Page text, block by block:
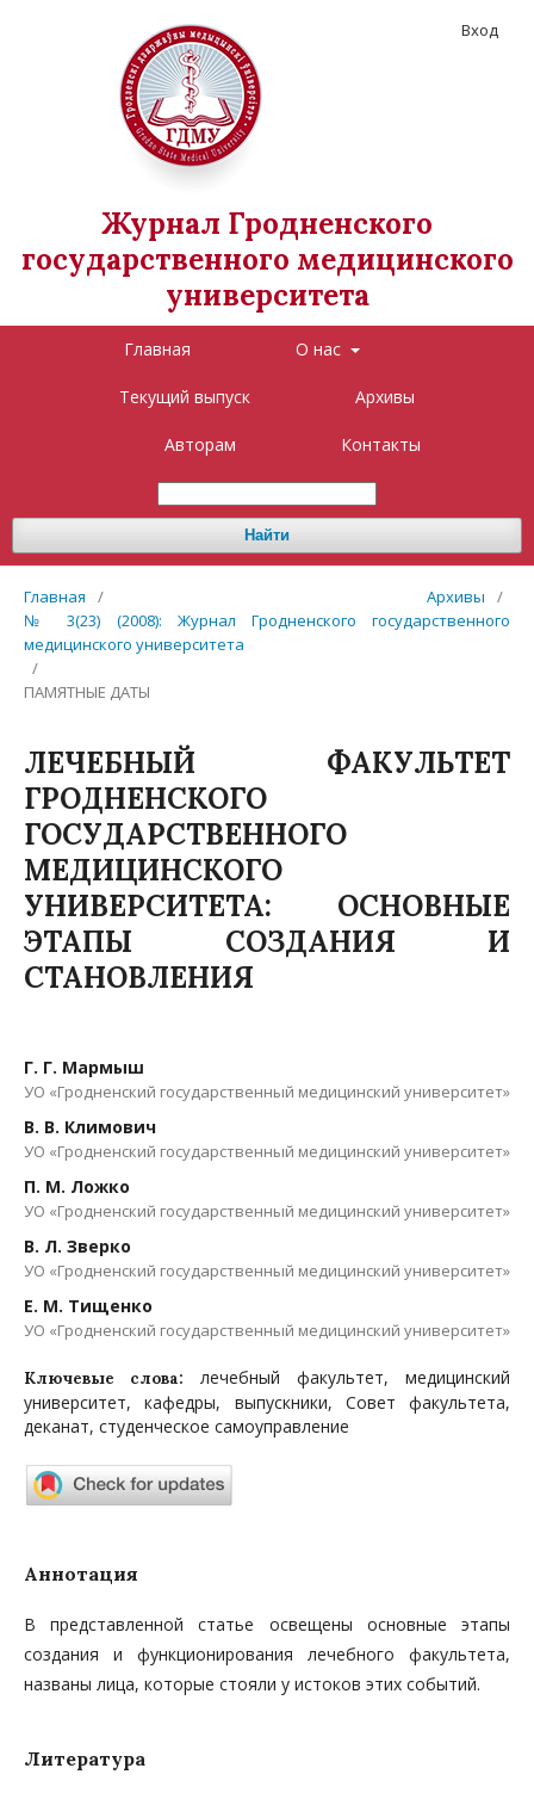
Журнал Гродненского
государственного медицинского
университета
Главная О нас
Текущий выпуск Архивы
Авторам Контакты
Найти
Вход
Главная / Архивы
/
№ 3(23) (2008): Журнал Гродненского государственного
медицинского университета
/
ПАМЯТНЫЕ ДАТЫ
ЛЕЧЕБНЫЙ ФАКУЛЬТЕТ
ГРОДНЕНСКОГО
ГОСУДАРСТВЕННОГО
МЕДИЦИНСКОГО
УНИВЕРСИТЕТА: ОСНОВНЫЕ
ЭТАПЫ СОЗДАНИЯ И
СТАНОВЛЕНИЯ
Г. Г. Мармыш
УО «Гродненский государственный медицинский университет»
В. В. Климович
УО «Гродненский государственный медицинский университет»
П. М. Ложко
УО «Гродненский государственный медицинский университет»
В. Л. Зверко
УО «Гродненский государственный медицинский университет»
Е. М. Тищенко
УО «Гродненский государственный медицинский университет»
Ключевые слова: лечебный факультет, медицинский
университет, кафедры, выпускники, Совет факультета,
деканат, студенческое самоуправление
Аннотация
В представленной статье освещены основные этапы
создания и функционирования лечебного факультета,
названы лица, которые стояли у истоков этих событий.
Литература